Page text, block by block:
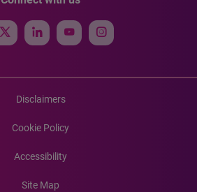
Disclaimers
Cookie Policy
Accessibility
Site Map